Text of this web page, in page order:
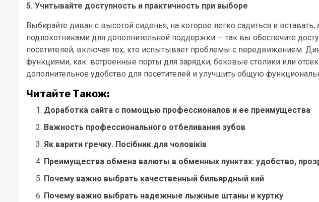
5. Учитывайте доступность и практичность при выборе
Выбирайте диван с высотой сиденья, на которое легко садиться и
подлокотниками для дополнительной поддержки — так вы обеспечите
посетителей, включая тех, кто испытывает проблемы с передвижением.
функциями, как встроенные порты для зарядки, боковые столики или
дополнительное удобство для посетителей и улучшить общую
Читайте Також:
Доработка сайта с помощью профессионалов и ее преимущества
Важность профессионального отбеливания зубов
Як варити гречку. Посібник для чоловіків
Преимущества обмена валюты в обменных пунктах: удобство,
Почему важно выбрать качественный бильярдный кий
Почему важно выбрать надежные лыжные штаны и куртку